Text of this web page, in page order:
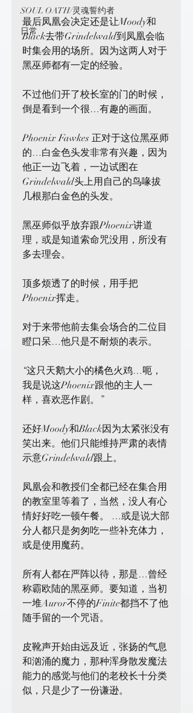
SOUL OATH/灵魂誓约者
日常
最后凤凰会决定还是让Moody和
Black去带Grindelwald到凤凰会临
时集会用的场所。因为这两人对于
黑巫师都有一定的经验。
不过他们开了校长室的门的时候，
倒是看到一个很…有趣的画面。
Phoenix Fawkes 正对于这位黑巫师
的…白金色头发非常有兴趣，因为
他正一边飞着，一边试图在
Grindelwald头上用自己的鸟喙拔
几根那白金色的头发。
黑巫师似乎放弃跟Phoenix讲道
理，或是知道索命咒没用，所没有
多去理会。
顶多烦透了的时候，用手把
Phoenix挥走。
对于来带他前去集会场合的二位目
瞪口呆…他只是不耐烦的表示。
“这只天鹅大小的橘色火鸡…呃，
我是说这Phoenix跟他的主人一
样，喜欢恶作剧。”
还好Moody和Black因为太紧张没有
笑出来。他们只能维持严肃的表情
示意Grindelwald跟上。
凤凰会和教授们全都已经在集合用
的教室里等着了，当然，没人有心
情好好吃一顿午餐。 …或是说大部
分人都只是匆匆吃一些补充体力，
或是使用魔药。
所有人都在严阵以待，那是…曾经
称霸欧陆的黑巫师。要知道，当初
一堆Auror不停的Finite都挡不了他
随手留的一个咒语。
皮靴声开始由远及近，张扬的气息
和汹涌的魔力，那种浑身散发魔法
能力的感觉与他们的老校长十分类
似，只是少了一份谦逊。